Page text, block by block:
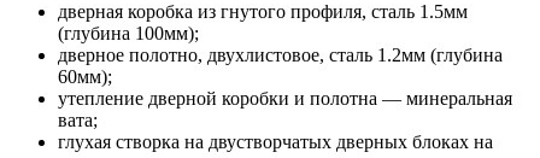
дверная коробка из гнутого профиля, сталь 1.5мм
(глубина 100мм);
дверное полотно, двухлистовое, сталь 1.2мм (глубина
60мм);
утепление дверной коробки и полотна — минеральная
вата;
глухая створка на двустворчатых дверных блоках на